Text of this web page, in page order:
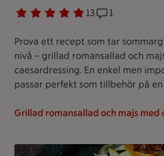
Betyg 5 av 5. 13
13 personer har röstatReceptet har 1
1
Prova ett recept som tar
nivå – grillad romansallad och
caesardressing. En enkel men
passar perfekt som tillbehör på
Grillad romansallad och majs med